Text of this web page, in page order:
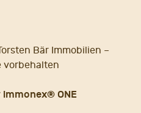
Bär Immobilien –
vorbehalten
immonex® ONE